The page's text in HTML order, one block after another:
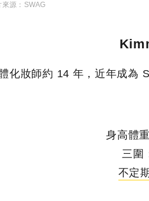
來源： SWAG
化妝師約 14 年，近年成為
身高體
三圍
不定